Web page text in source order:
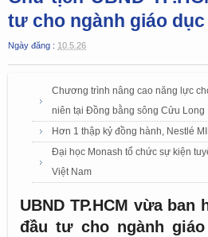
tư cho ngành giáo
Ngày đăng : 10.5.26
Chương trình nâng cao năng lực
niên tại Đồng bằng sông Cửu Long
Hơn 1 thập kỷ đồng hành, Nestlé
Đại học Monash tổ chức sự kiện
Việt Nam
UBND TP.HCM vừa
đầu tư cho ngành